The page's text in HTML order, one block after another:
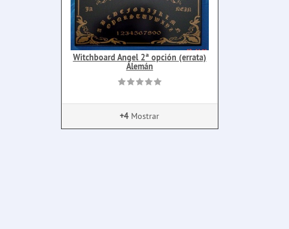
Witchboard Angel 2ª opción (errata)
Alemán
+4 Mostrar